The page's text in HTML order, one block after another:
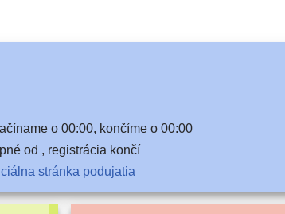
o 00:00, kon­čí­me o 00:00
od , regis­trá­cia končí
strán­ka podujatia